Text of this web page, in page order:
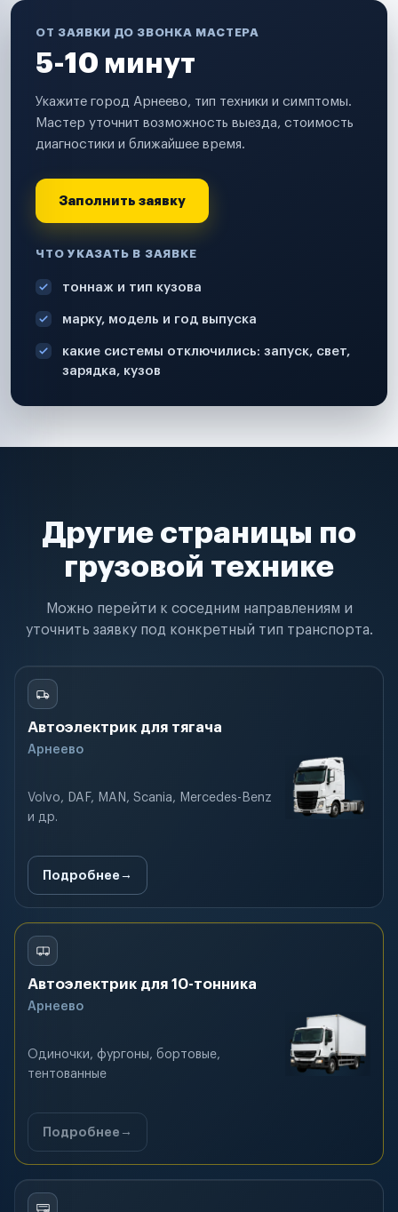
ОТ ЗАЯВКИ ДО ЗВОНКА МАСТЕРА
5-10 минут
Укажите город Арнеево, тип техники и симптомы.
Мастер уточнит возможность выезда, стоимость
диагностики и ближайшее время.
Заполнить заявку
ЧТО УКАЗАТЬ В ЗАЯВКЕ
тоннаж и тип кузова
марку, модель и год выпуска
какие системы отключились: запуск, свет,
зарядка, кузов
Другие страницы по
грузовой технике
Можно перейти к соседним направлениям и
уточнить заявку под конкретный тип транспорта.
Автоэлектрик для тягача
Арнеево
Volvo, DAF, MAN, Scania, Mercedes-Benz
и др.
Подробнее
Автоэлектрик для 10-тонника
Арнеево
Одиночки, фургоны, бортовые,
тентованные
Подробнее